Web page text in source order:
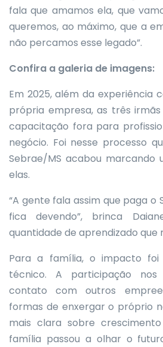
fala que amamos ela, que
queremos, ao máximo, que a
não percamos esse legado”.
Confira a galeria de imagens:
Em 2025, além da experiência
própria empresa, as três
capacitação fora para
negócio. Foi nesse processo
Sebrae/MS acabou marcando
elas.
“A gente fala assim que paga o
fica devendo”, brinca
quantidade de aprendizado que
Para a família, o impacto
técnico. A participação nos
contato com outros
formas de enxergar o próprio
mais clara sobre
família passou a olhar o